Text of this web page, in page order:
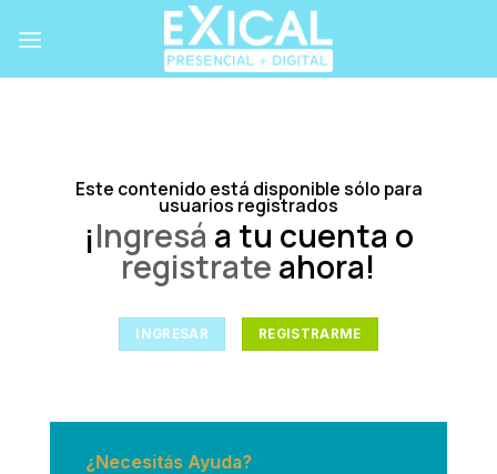
Este contenido está disponible sólo para
usuarios registrados
¡Ingresá a tu cuenta o
registrate ahora!
INGRESAR REGISTRARME
¿Necesitás Ayuda?